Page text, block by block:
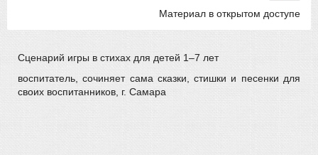
Материал в открытом доступе
Сценарий игры в стихах для детей 1–7 лет
воспитатель, сочиняет сама сказки, стишки и песенки для
своих воспитанников, г. Самара